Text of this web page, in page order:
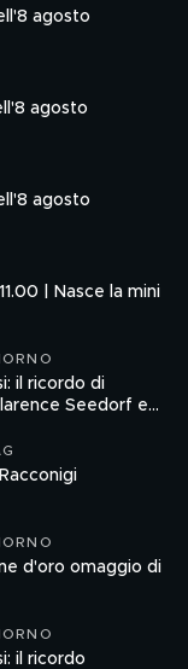
agosto
agosto
agosto
| Nasce la mini
il ricordo di
Seedorf e
d'oro omaggio di
il ricordo